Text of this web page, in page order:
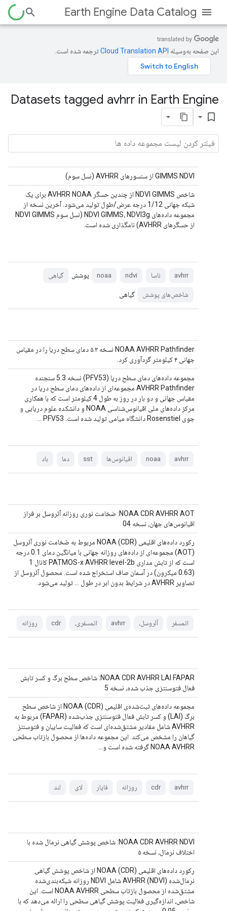
Earth Engine Data Catalog
این صفحه به‌وسیله ترجمه شده است.
Datasets tagged avhrr in Earth Engine
bookmark_border
GIMMS NDVI از سنسورهای AVHRR (نسل سوم)
شاخص NDVI GIMMS از چندین حسگر AVHRR NOAA برای یک
شبکه جهانی 1/12 درجه عرض/طول تولید می‌شود. آخرین نسخه از
مجموعه داده‌های NDVI GIMMS، NDVI3g (نسل سوم NDVI GIMMS
از حسگرهای AVHRR) نامگذاری شده است.
avhrr ناسا ndvi
noaa پوشش گیاهی
شاخص‌های پوشش گیاهی
NOAA AVHRR Pathfinder نسخه ۵.۳ دمای سطح دریا را در مقیاس
جهانی ۴ کیلومتر گردآوری کرد.
مجموعه داده‌های دمای سطح دریا (PFV53) نسخه 5.3 سنجنده
AVHRR Pathfinder مجموعه‌ای از داده‌های دمای سطح دریا در
مقیاس جهانی و دو بار در روز به طول 4 کیلومتر است که با همکاری
مرکز داده‌های ملی اقیانوس‌شناسی NOAA و دانشکده علوم دریایی و
جوی Rosenstiel دانشگاه میامی تولید شده است. PFV53 ...
avhrr
noaa اقیانوس‌ها sst دما باد
NOAA CDR AVHRR AOT: ضخامت نوری روزانه آئروسل بر فراز
اقیانوس‌های جهان، نسخه 04
رکورد داده‌های اقلیمی NOAA (CDR) مربوط به ضخامت نوری آئروسل
(AOT) مجموعه‌ای از داده‌های روزانه جهانی با میانگین دمای 0.1 درجه
است که از تابش مداری PATMOS-x AVHRR level-2b کانال 1
(0.63 میکرون) در آسمان صاف استخراج شده است. محصول آئروسل از
تصاویر AVHRR در شرایط بدون ابر در طول ... تولید می‌شود.
اتمسفر آئروسل، avhrr اتمسفری، cdr روزانه
NOAA CDR AVHRR LAI FAPAR: شاخص سطح برگ و کسر تابش
فعال فتوسنتزی جذب شده، نسخه 5
مجموعه داده‌های ثبت‌شده‌ی اقلیمی NOAA (CDR) از شاخص سطح
برگ (LAI) و کسر تابش فعال فتوسنتزی جذب‌شده (FAPAR) مربوط به
AVHRR شامل مقادیر مشتق‌شده‌ای است که فعالیت سایبان و فتوسنتز
گیاهان را مشخص می‌کند. این مجموعه داده‌ها از محصول بازتاب سطحی
NOAA AVHRR گرفته شده است و...
avhrr
cdr روزانه فاپار لای لند
NOAA CDR AVHRR NDVI: شاخص پوشش گیاهی نرمال شده با
اختلاف نرمال، نسخه ۵
رکورد داده‌های اقلیمی NOAA (CDR) از شاخص پوشش گیاهی
نرمال‌شده (NDVI) AVHRR شامل NDVI روزانه شبکه‌بندی‌شده
مشتق‌شده از محصول بازتاب سطحی NOAA AVHRR است. این
شاخص، اندازه‌گیری فعالیت پوشش گیاهی سطحی را ارائه می‌دهد که با